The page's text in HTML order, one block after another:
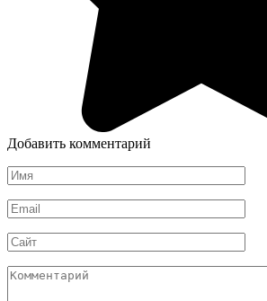
Добавить комментарий
Имя
*
Email
*
Сайт
Комментарий